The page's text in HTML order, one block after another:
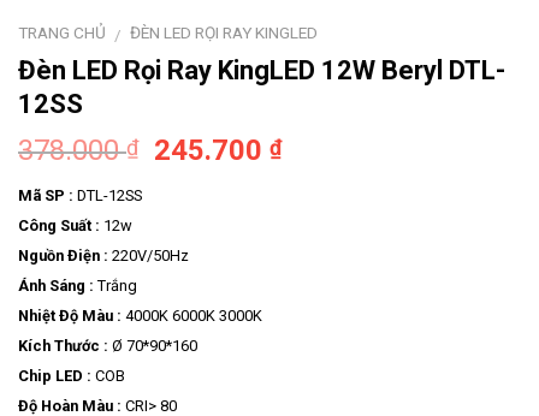
TRANG CHỦ / ĐÈN LED RỌI RAY KINGLED
Đèn LED Rọi Ray KingLED 12W Beryl DTL-
12SS
378.000₫ 245.700₫
Mã SP : DTL-12SS
Công Suất : 12w
Nguồn Điện : 220V/50Hz
Ánh Sáng : Trắng
Nhiệt Độ Màu : 4000K 6000K 3000K
Kích Thước : Ø 70*90*160
Chip LED : COB
Độ Hoàn Màu : CRI> 80